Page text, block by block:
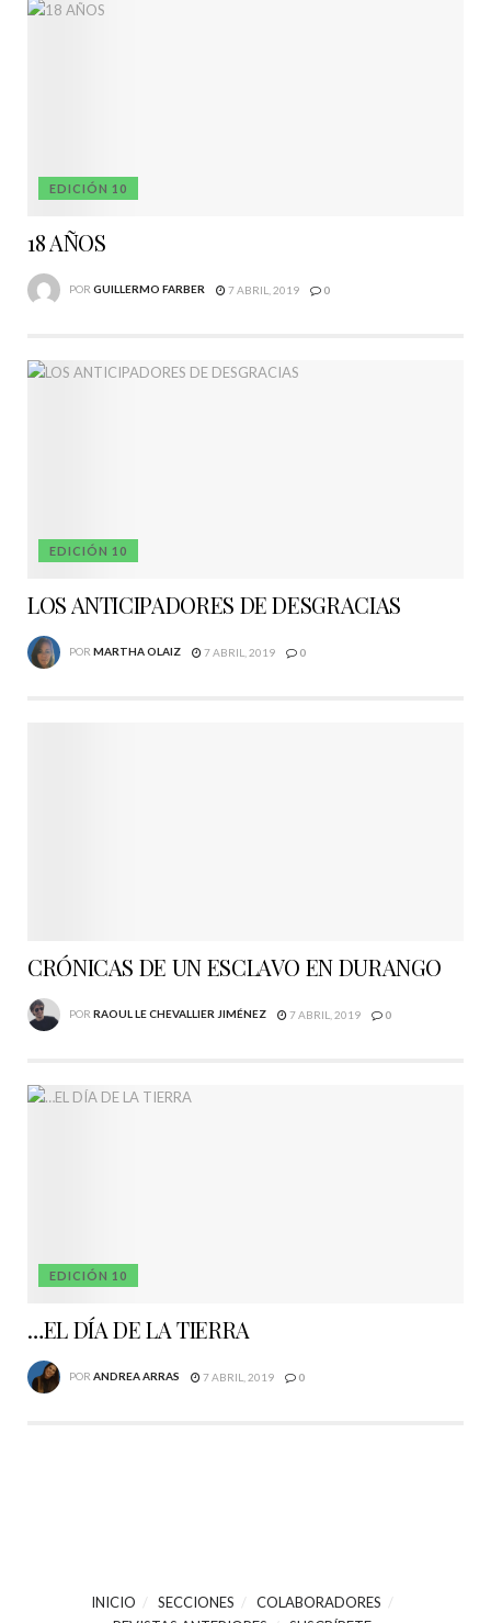
EDICIÓN 10
18 AÑOS
POR GUILLERMO FARBER 7 ABRIL, 2019 0
EDICIÓN 10
LOS ANTICIPADORES DE DESGRACIAS
POR MARTHA OLAIZ 7 ABRIL, 2019 0
CRÓNICAS DE UN ESCLAVO EN DURANGO
POR RAOUL LE CHEVALLIER JIMÉNEZ 7 ABRIL, 2019 0
EDICIÓN 10
…EL DÍA DE LA TIERRA
POR ANDREA ARRAS 7 ABRIL, 2019 0
INICIO SECCIONES
COLABORADORES